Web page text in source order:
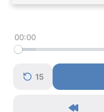
00:00
15